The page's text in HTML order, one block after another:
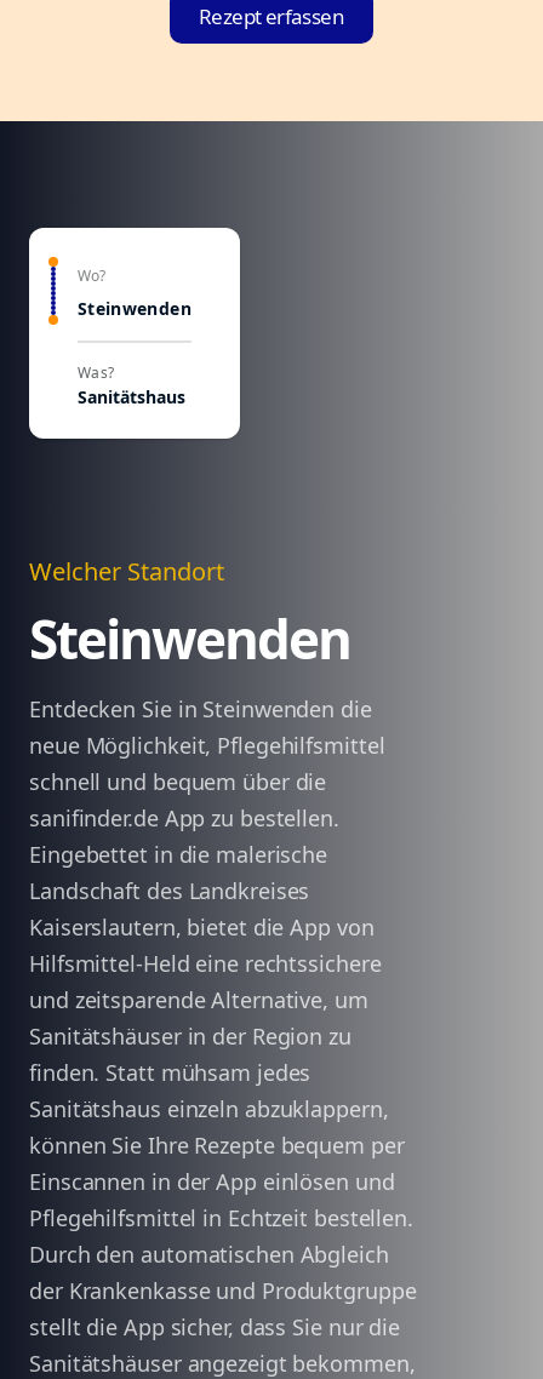
Rezept erfassen
Wo?
Steinwenden
Was?
Sanitätshaus
Welcher Standort
Steinwenden
Entdecken Sie in Steinwenden die
neue Möglichkeit, Pflegehilfsmittel
schnell und bequem über die
sanifinder.de App zu bestellen.
Eingebettet in die malerische
Landschaft des Landkreises
Kaiserslautern, bietet die App von
Hilfsmittel-Held eine rechtssichere
und zeitsparende Alternative, um
Sanitätshäuser in der Region zu
finden. Statt mühsam jedes
Sanitätshaus einzeln abzuklappern,
können Sie Ihre Rezepte bequem per
Einscannen in der App einlösen und
Pflegehilfsmittel in Echtzeit bestellen.
Durch den automatischen Abgleich
der Krankenkasse und Produktgruppe
stellt die App sicher, dass Sie nur die
Sanitätshäuser angezeigt bekommen,